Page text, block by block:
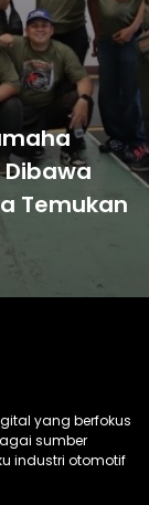
Dibawa
Temukan
yang berfokus
sumber
industri otomotif